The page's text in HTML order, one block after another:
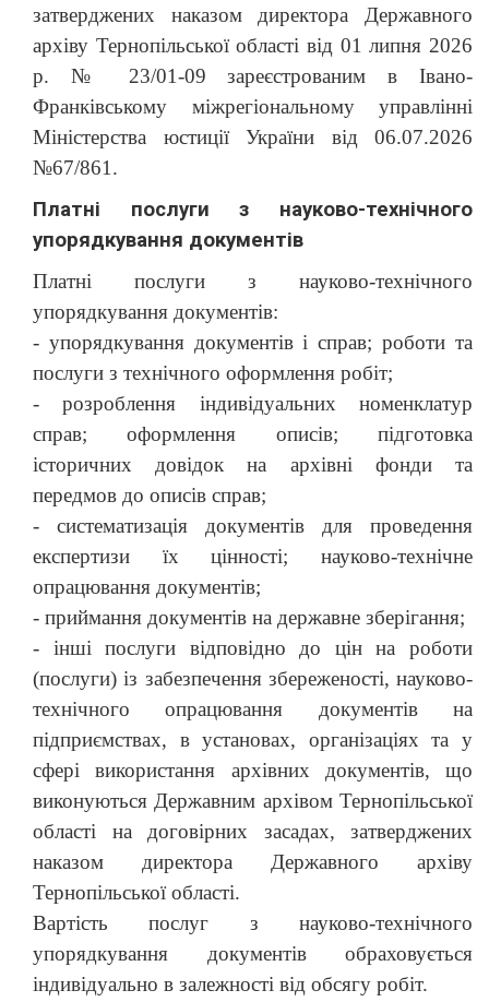
затверджених наказом директора Державного
архіву Тернопільської області від 01 липня 2026
р. № 23/01-09 зареєстрованим в Івано-
Франківському міжрегіональному управлінні
Міністерства юстиції України від 06.07.2026
№67/861.
Платні послуги з науково-технічного
упорядкування документів
Платні послуги з науково-технічного
упорядкування документів:
- упорядкування документів і справ; роботи та
послуги з технічного оформлення робіт;
- розроблення індивідуальних номенклатур
справ; оформлення описів; підготовка
історичних довідок на архівні фонди та
передмов до описів справ;
- систематизація документів для проведення
експертизи їх цінності; науково-технічне
опрацювання документів;
- приймання документів на державне зберігання;
- інші послуги відповідно до цін на роботи
(послуги) із забезпечення збереженості, науково-
технічного опрацювання документів на
підприємствах, в установах, організаціях та у
сфері використання архівних документів, що
виконуються Державним архівом Тернопільської
області на договірних засадах, затверджених
наказом директора Державного архіву
Тернопільської області.
Вартість послуг з науково-технічного
упорядкування документів обраховується
індивідуально в залежності від обсягу робіт.